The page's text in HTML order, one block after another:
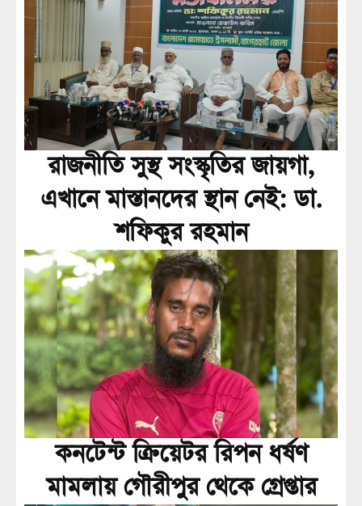
রাজনীতি সুস্থ সংস্কৃতির জায়গা,
এখানে মাস্তানদের স্থান নেই: ডা.
শফিকুর রহমান
কনটেন্ট ক্রিয়েটর রিপন ধর্ষণ
মামলায় গৌরীপুর থেকে গ্রেপ্তার